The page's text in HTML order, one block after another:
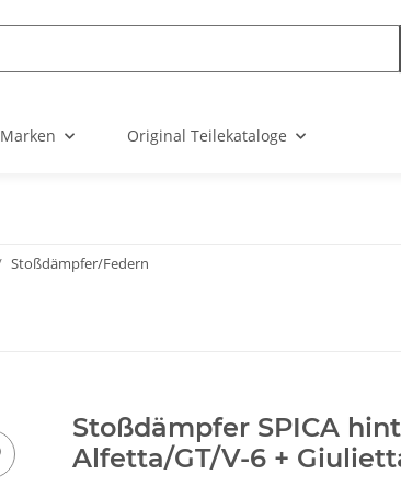
Marken Original Teilekataloge
Stoßdämpfer/Federn
Stoßdämpfer SPICA
Alfetta/GT/V-6 +